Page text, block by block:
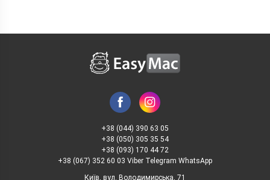
+38 (044) 390 63 05
+38 (050) 305 35 54
+38 (093) 170 44 72
+38 (067) 352 60 03 Viber Telegram WhatsApp
Київ, вул. Володимирська, 71